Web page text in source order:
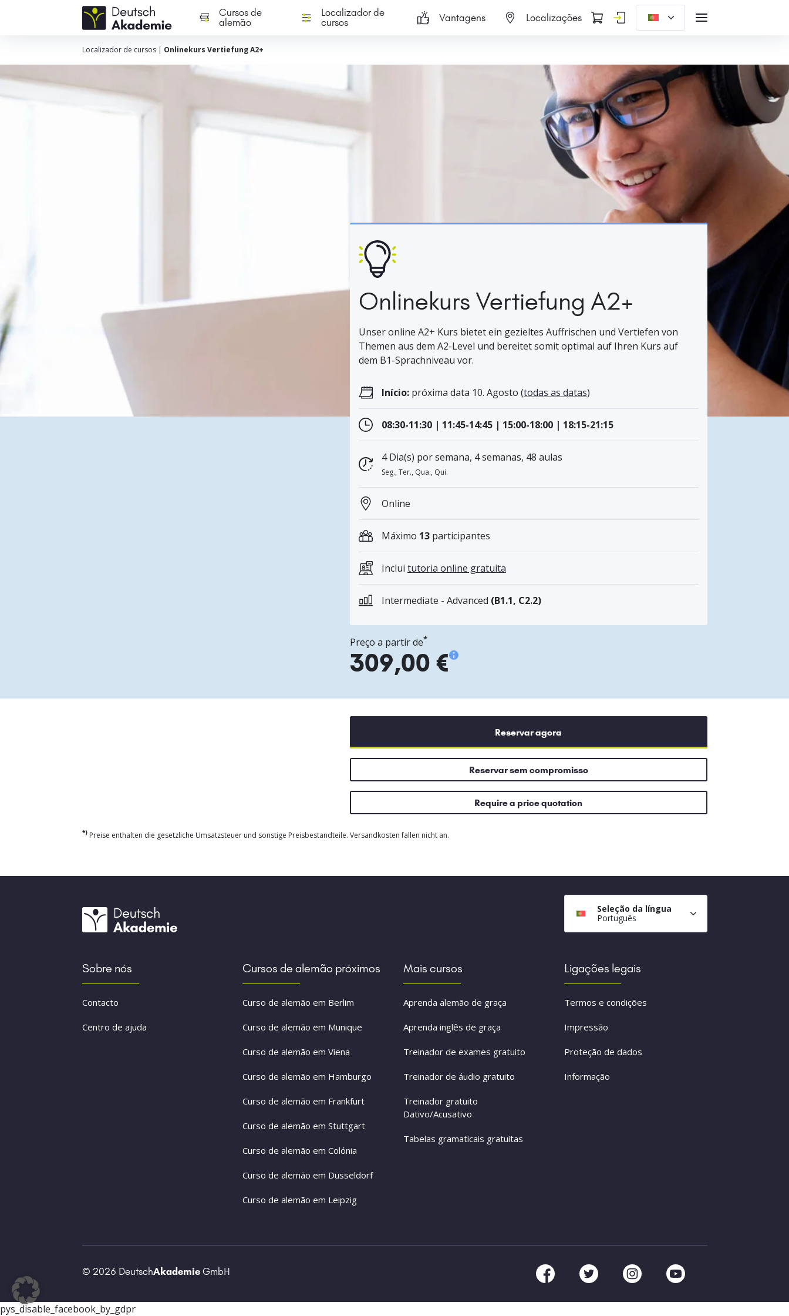
Cursos de
alemão
Localizador de
cursos
Vantagens Localizações
Localizador de cursos| Onlinekurs Vertiefung A2+
Onlinekurs Vertiefung A2+
Unser online A2+ Kurs bietet ein gezieltes Auffrischen und Vertiefen von
Themen aus dem A2-Level und bereitet somit optimal auf Ihren Kurs auf
dem B1-Sprachniveau vor.
Início:próxima data 10. Agosto (todas as datas)
08:30-11:30 | 11:45-14:45 | 15:00-18:00 | 18:15-21:15
4 Dia(s) por semana, 4 semanas, 48 aulas
Seg., Ter., Qua., Qui.
Online
Máximo 13participantes
Inclui tutoria online gratuita
Intermediate - Advanced (B1.1, C2.2)
Preço a partir de*
309,00 €
Reservar agora
Reservar sem compromisso
Require a price quotation
*)Preise enthalten die gesetzliche Umsatzsteuer und sonstige Preisbestandteile. Versandkosten fallen nicht an.
Seleção da língua
Português
Sobre nós
Contacto
Centro de ajuda
Cursos de alemão próximos
Curso de alemão em Berlim
Curso de alemão em Munique
Curso de alemão em Viena
Curso de alemão em Hamburgo
Curso de alemão em Frankfurt
Curso de alemão em Stuttgart
Curso de alemão em Colónia
Curso de alemão em Düsseldorf
Curso de alemão em Leipzig
Mais cursos
Aprenda alemão de graça
Aprenda inglês de graça
Treinador de exames gratuito
Treinador de áudio gratuito
Treinador gratuito
Dativo/Acusativo
Tabelas gramaticais gratuitas
Ligações legais
Termos e condições
Impressão
Proteção de dados
Informação
© 2026 DeutschAkademieGmbH
pys_disable_facebook_by_gdpr